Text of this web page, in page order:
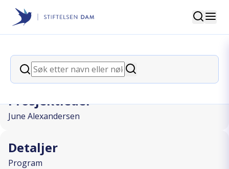
Stiftelsen Dam
Søk
Søk
Søk
back
Sett, lest, likt og husket
Prosjektleder
June Alexandersen
Detaljer
Program